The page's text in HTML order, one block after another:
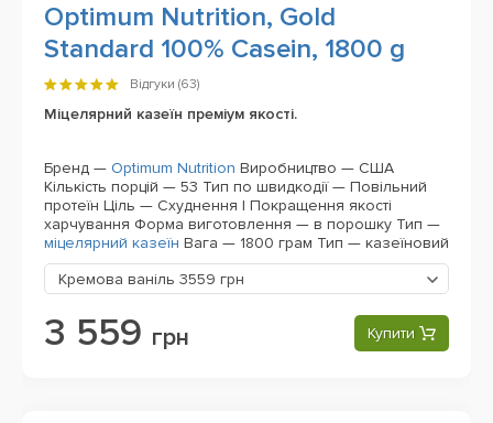
Optimum Nutrition, Gold
Standard 100% Casein, 1800 g
Відгуки (63)
Міцелярний казеїн преміум якості.
Бренд — Optimum Nutrition Виробництво — США
Кількість порцій — 53 Тип по швидкодії — Повільний
протеїн Ціль — Схуднення | Покращення якості
харчування Форма виготовлення — в порошку Тип —
міцелярний казеїн Вага — 1800 грам Тип — казеїновий
Кремова ваніль 3559 грн
3 559 грн Купити